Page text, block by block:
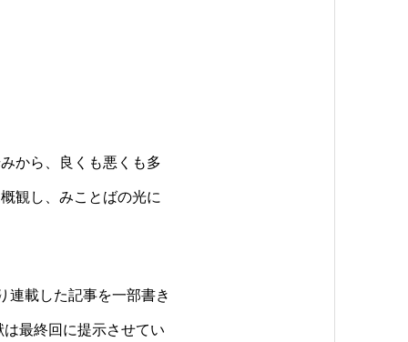
から、良くも悪くも多
観し、みことばの光に
載した記事を一部書き
最終回に提示させてい